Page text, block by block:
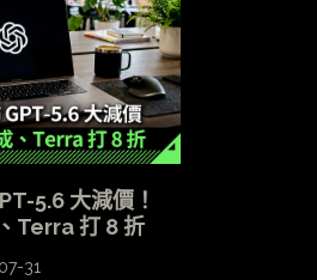
5.6 大減價！
Terra 打 8 折
31